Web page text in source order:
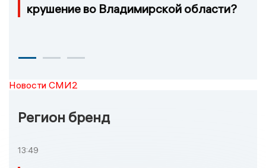
крушение во Владимирской области?
Новости СМИ2
Регион бренд
13:49